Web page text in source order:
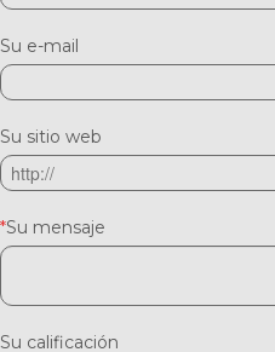
Su e-mail
Su sitio web
*Su mensaje
Su calificación